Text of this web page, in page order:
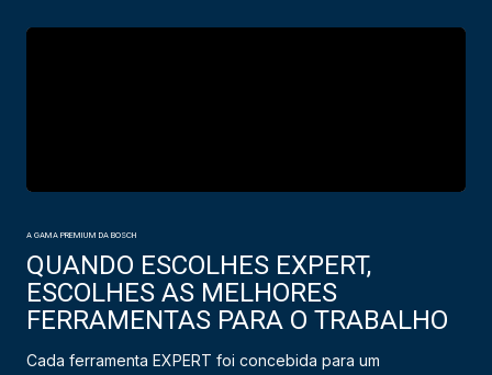
A GAMA PREMIUM DA BOSCH
QUANDO ESCOLHES EXPERT,
ESCOLHES AS MELHORES
FERRAMENTAS PARA O TRABALHO
Cada ferramenta EXPERT foi concebida para um